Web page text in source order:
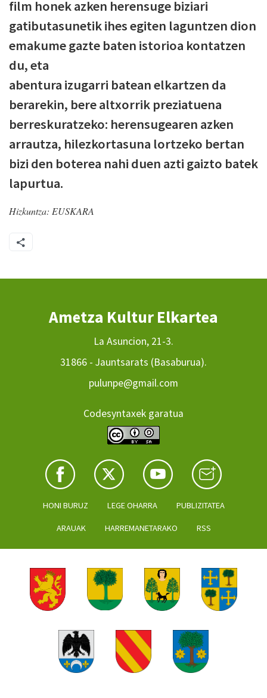
film honek azken herensuge biziari
gatibutasunetik ihes egiten laguntzen dion
emakume gazte baten istorioa kontatzen
du, eta
abentura izugarri batean elkartzen da
berarekin, bere altxorrik preziatuena
berreskuratzeko: herensugearen azken
arrautza, hilezkortasuna lortzeko bertan
bizi den boterea nahi duen azti gaizto batek
lapurtua.
Hizkuntza: EUSKARA
Ametza Kultur Elkartea
La Asuncion, 21-3.
31866 - Jauntsarats (Basaburua).
pulunpe@gmail.com
Codesyntaxek garatua
HONI BURUZ LEGE OHARRA PUBLIZITATEA
ARAUAK HARREMANETARAKO RSS